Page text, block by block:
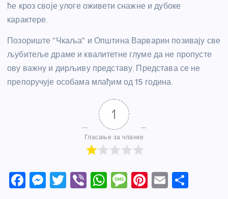
ће кроз своје улоге оживети снажне и дубоке
карактере.
Позориште “Чкаља” и Општина Варварин позивају све
љубитеље драме и квалитетне глуме да не пропусте
ову важну и дирљиву представу. Представа се не
препоручује особама млађим од 15 година.
1
Гласање за чланке
F
M T
Vi W M Pi E